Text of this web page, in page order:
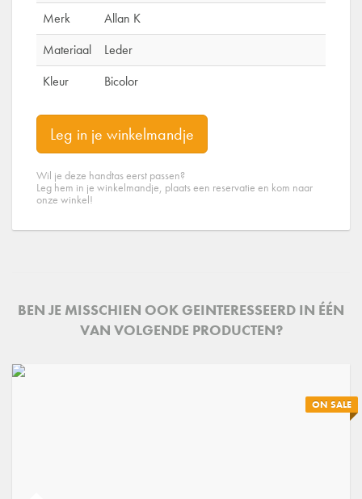
Merk
Allan K
Materiaal
Leder
Kleur
Bicolor
Leg in je winkelmandje
Wil je deze handtas eerst passen?
Leg hem in je winkelmandje, plaats een reservatie en kom naar
onze winkel!
BEN JE MISSCHIEN OOK GEINTERESSEERD IN ÉÉN
VAN VOLGENDE PRODUCTEN?
ON SALE